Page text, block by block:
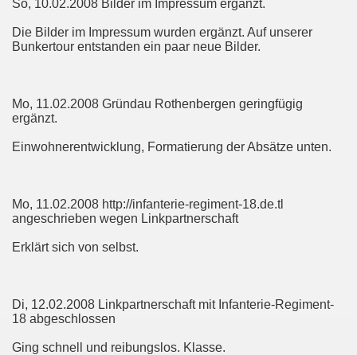
So, 10.02.2008 Bilder im Impressum ergänzt.
Die Bilder im Impressum wurden ergänzt. Auf unserer
Bunkertour entstanden ein paar neue Bilder.
Mo, 11.02.2008 Gründau Rothenbergen geringfügig
ergänzt.
Einwohnerentwicklung, Formatierung der Absätze unten.
Mo, 11.02.2008 http://infanterie-regiment-18.de.tl
angeschrieben wegen Linkpartnerschaft
Erklärt sich von selbst.
Di, 12.02.2008 Linkpartnerschaft mit Infanterie-Regiment-
18 abgeschlossen
Ging schnell und reibungslos. Klasse.